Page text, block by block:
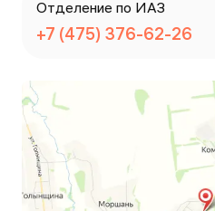
Отделение по ИАЗ
+7 (475) 376-62-26